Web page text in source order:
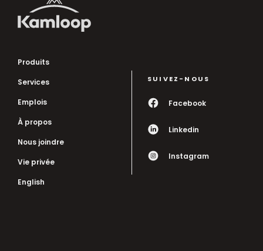
Produits
Services
Emplois
À propos
Nous joindre
Vie privée
English
SUIVEZ-NOUS
Facebook
Linkedin
Instagram